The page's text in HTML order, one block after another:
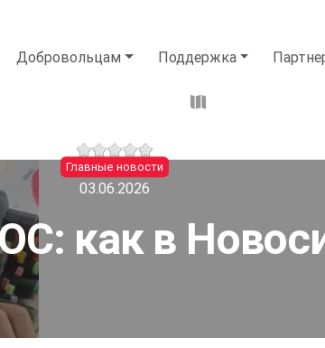
Добровольцам Поддержка
Главные новости
03.06.2026
как в
общественных связей мэрии города Новосибирска